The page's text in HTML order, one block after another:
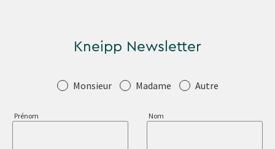
Kneipp Newsletter
SalutationMonsieur Madame Autre
Prénom Nom